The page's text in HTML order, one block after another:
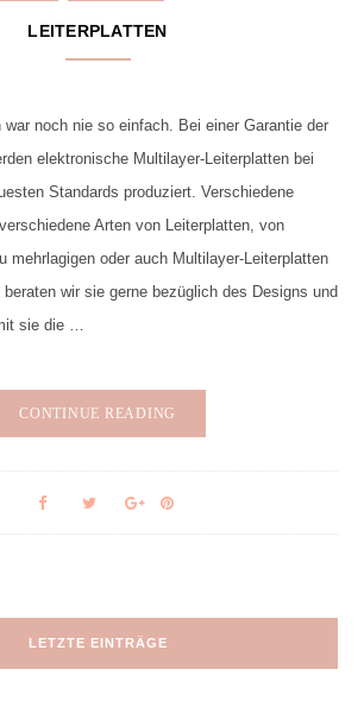
LEITERPLATTEN
war noch nie so einfach. Bei einer Garantie der
elektronische Multilayer-Leiterplatten bei
Standards produziert. Verschiedene
Arten von Leiterplatten, von
mehrlagigen oder auch Multilayer-Leiterplatten
wir sie gerne bezüglich des Designs und
sie die …
CONTINUE READING
LETZTE EINTRÄGE